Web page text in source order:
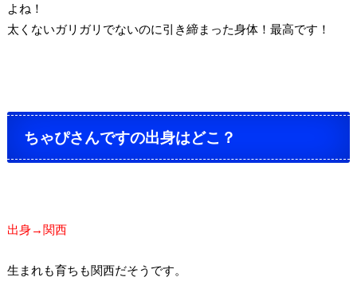
よね！
太くないガリガリでないのに引き締まった身体！ 最高です！
ちゃぴさんですの出身はどこ？
出身→関西
生まれも育ちも関西だそうです。